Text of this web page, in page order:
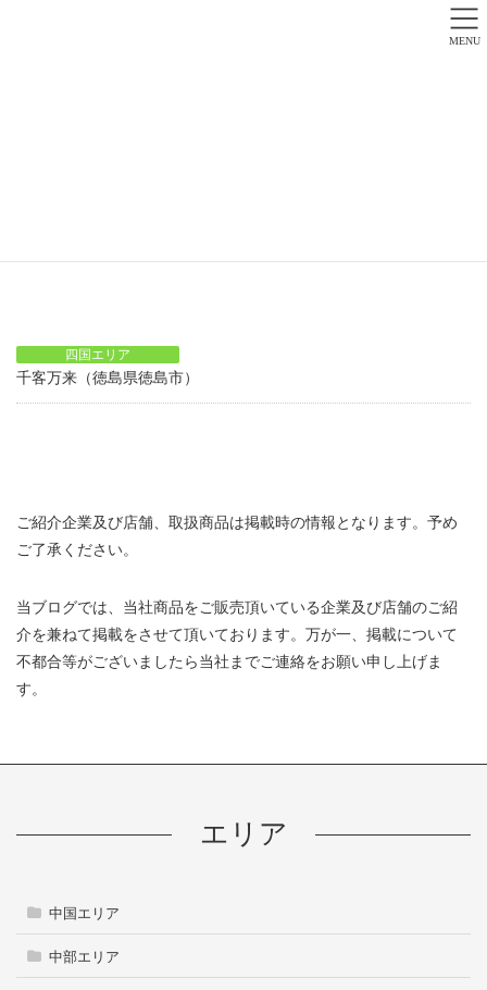
四国エリア
千客万来（徳島県徳島市）
ご紹介企業及び店舗、取扱商品は掲載時の情報となります。予め
ご了承ください。
当ブログでは、当社商品をご販売頂いている企業及び店舗のご紹
介を兼ねて掲載をさせて頂いております。万が一、掲載について
不都合等がございましたら当社までご連絡をお願い申し上げま
す。
エリア
中国エリア
中部エリア
MENU